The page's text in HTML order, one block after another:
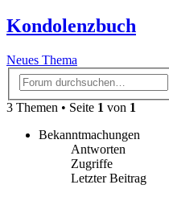
Kondolenzbuch
Neues Thema
3 Themen • Seite 1 von 1
Bekanntmachungen
Antworten
Zugriffe
Letzter Beitrag